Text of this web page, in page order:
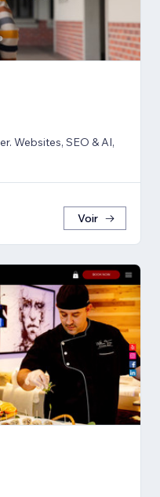
Websites, SEO & AI,
Voir